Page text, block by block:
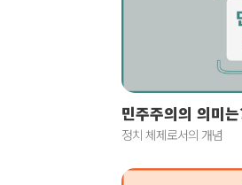
민주주의의 의미
정치 체제로서의 개념